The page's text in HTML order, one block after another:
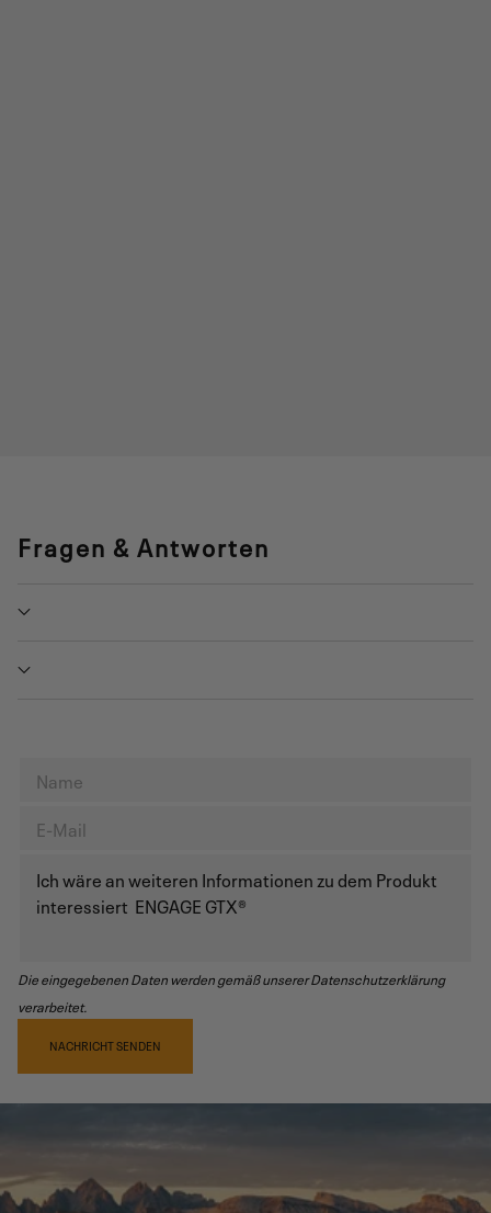
Fragen & Antworten
Die eingegebenen Daten werden gemäß unserer Datenschutzerklärung
verarbeitet.
NACHRICHT SENDEN